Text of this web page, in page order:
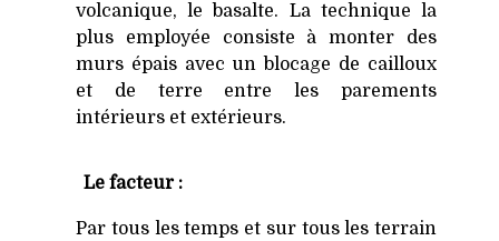
volcanique, le basalte. La technique la
plus employée consiste à monter des
murs épais avec un blocage de cailloux
et de terre entre les parements
intérieurs et extérieurs.
Le facteur :
Par tous les temps et sur tous les terrain